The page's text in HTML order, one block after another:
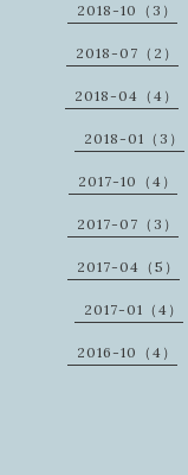
2018-10（3）
2018-07（2）
2018-04（4）
2018-01（3）
2017-10（4）
2017-07（3）
2017-04（5）
2017-01（4）
2016-10（4）